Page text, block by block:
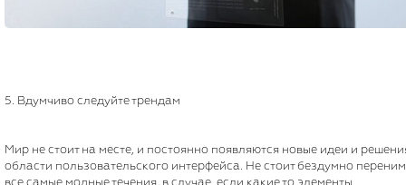
5. Вдумчиво следуйте трендам
Мир не стоит на месте, и постоянно появляются новые идеи и
области пользовательского интерфейса. Не стоит бездумно
все самые модные течения, в случае, если какие то элементы